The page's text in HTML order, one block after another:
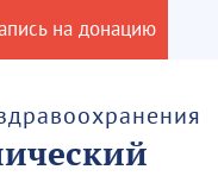
на донацию